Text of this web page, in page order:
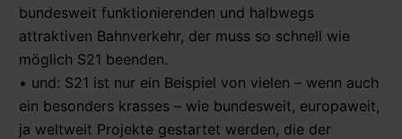
bundesweit funktionierenden und halbwegs
attraktiven Bahnverkehr, der muss so schnell wie
möglich S21 beenden.
• und: S21 ist nur ein Beispiel von vielen – wenn auch
ein besonders krasses – wie bundesweit, europaweit,
ja weltweit Projekte gestartet werden, die der